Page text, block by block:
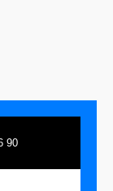
90